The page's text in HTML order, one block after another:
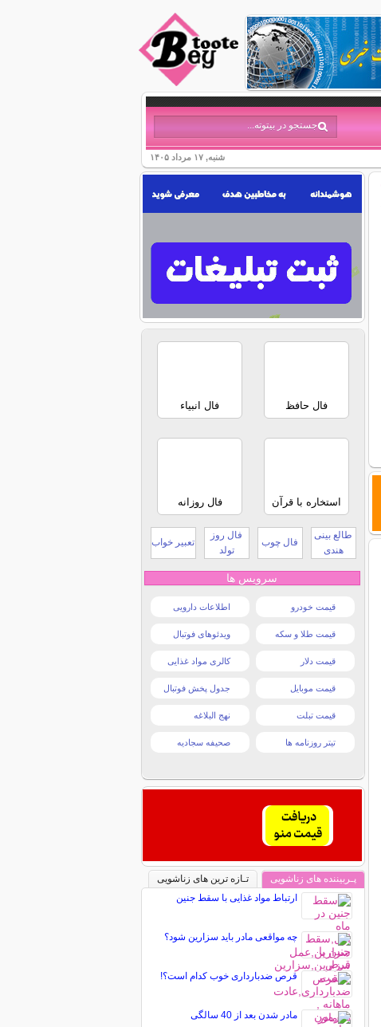
شنبه, ۱۷ مرداد ۱۴۰۵
فال حافظ فال انبیاء
استخاره با قرآن فال روزانه
طالع بینی
هندی
فال چوب
فال روز
تولد
تعبیر خواب
سرویس ها
قیمت خودرو اطلاعات دارویی
قیمت طلا و سکه ویدئوهای فوتبال
قیمت دلار کالری مواد غذایی
قیمت موبایل جدول پخش فوتبال
قیمت تبلت نهج البلاغه
تیتر روزنامه ها صحیفه سجادیه
پـربیننده های زناشویی
تـازه ترین های زناشویی
ارتباط مواد غذایی با سقط جنین
چه مواقعی مادر باید سزارین شود؟
قرص‌ ضدبارداری خوب کدام است؟!
مادر شدن بعد از 40 سالگی